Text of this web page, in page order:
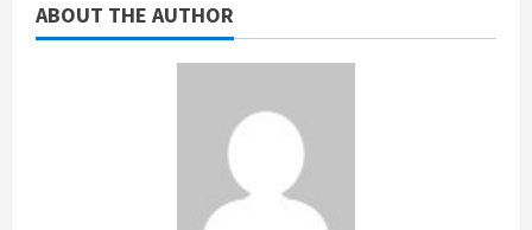
ABOUT THE AUTHOR